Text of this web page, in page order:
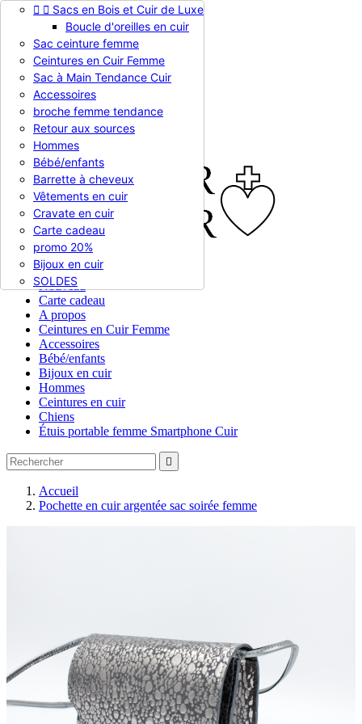
Appelez-nous :0786510612
EUR € 
EUR €
RUB RUB
Connexion
shopping_cart Panier (0)
  En stock
  Sacs en Bois et Cuir de Luxe
Boucle d'oreilles en cuir
Sac ceinture femme
Ceintures en Cuir Femme
Sac à Main Tendance Cuir
Accessoires
broche femme tendance
Retour aux sources
Hommes
Bébé/enfants
Barrette à cheveux
Vêtements en cuir
Cravate en cuir
Carte cadeau
promo 20%
Bijoux en cuir
SOLDES
Nouveau
Carte cadeau
A propos
Ceintures en Cuir Femme
Accessoires
Bébé/enfants
Bijoux en cuir
Hommes
Ceintures en cuir
Chiens
Étuis portable femme Smartphone Cuir

Accueil
Pochette en cuir argentée sac soirée femme